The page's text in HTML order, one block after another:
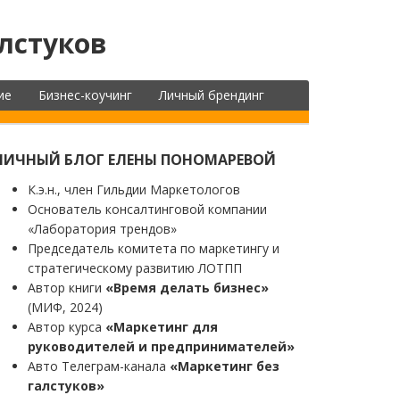
Бизнес-коучинг Личный брендинг
БЛОГ ЕЛЕНЫ ПОНОМАРЕВОЙ
К.э.н., член Гильдии Маркетологов
Основатель консалтинговой компании
«Лаборатория трендов»
Председатель комитета по маркетингу и
стратегическому развитию ЛОТПП
Автор книги «Время делать бизнес»
(МИФ, 2024)
Автор курса «Маркетинг для
руководителей и предпринимателей»
Авто Телеграм-канала «Маркетинг без
галстуков»